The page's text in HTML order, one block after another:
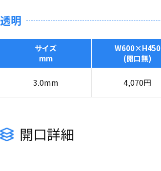
透明
サイズ
mm
W600×H450
(開口無)
3.0mm 4,070円
開口詳細